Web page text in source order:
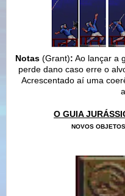
Notas(Grant): Ao lançar a
perde dano caso erre o
Acrescentado aí uma
O GUIA
NOVOS